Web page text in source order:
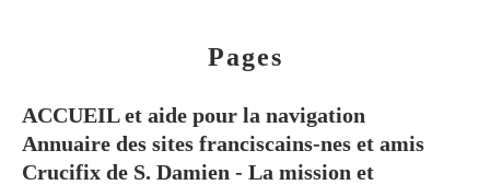
Pages
ACCUEIL et aide pour la navigation
Annuaire des sites franciscains-nes et amis
Crucifix de S. Damien - La mission et